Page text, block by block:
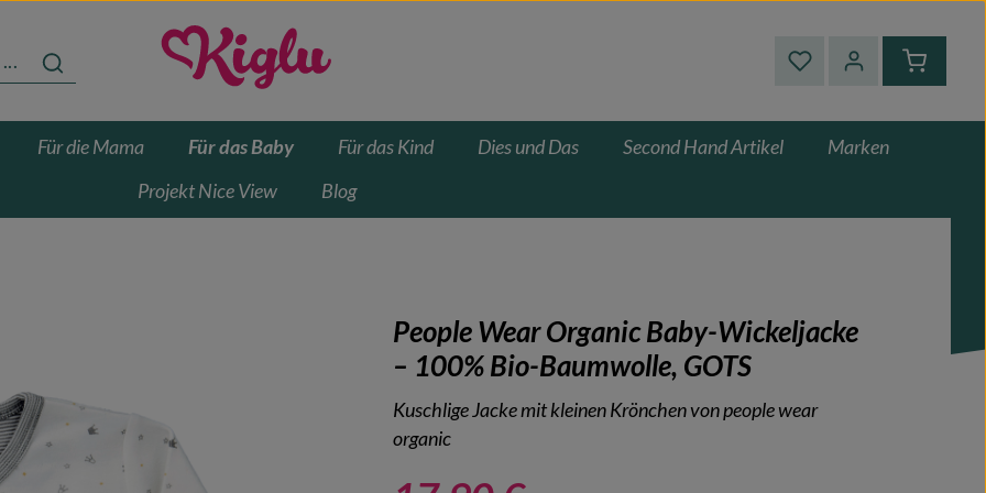
Du hast 0 Produkte auf
Für die Mama Für das Baby Für das Kind Dies und Das Second Hand Artikel
Marken
Projekt Nice View
Blog
People Wear Organic Baby-Wickeljacke
– 100% Bio-Baumwolle, GOTS
Kuschlige Jacke mit kleinen Krönchen von people wear
organic